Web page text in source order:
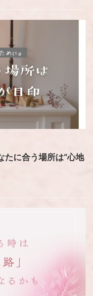
たに合う場所は“心地